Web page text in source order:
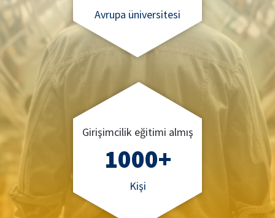
Avrupa üniversitesi
Girişimcilik eğitimi almış
1000+
Kişi